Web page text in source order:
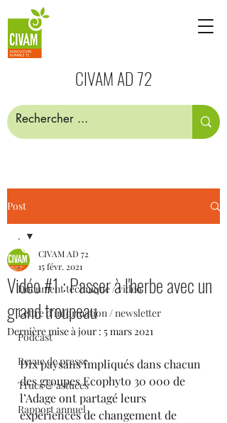
CIVAM AD 72
Post
.
Document technique / video
Lettre d'information / newsletter
Podcast
Revue de presse
Trucs & astuces
Rapport annuel
.
Vidéo #1 : Passer à l'herbe avec un
grand troupeau
CIVAM AD 72
15 févr. 2021
Dernière mise à jour : 5 mars 2021
Dix paysans impliqués dans chacun
des groupes Ecophyto 30 000 de
l’Adage ont partagé leurs
expériences de changement de